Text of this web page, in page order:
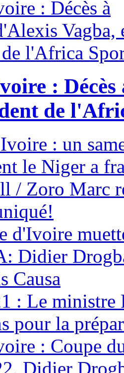
:
de
: un
le Niger a
/ Zoro Marc
d'Ivoire
Didier
Causa
: Le ministre
pour la